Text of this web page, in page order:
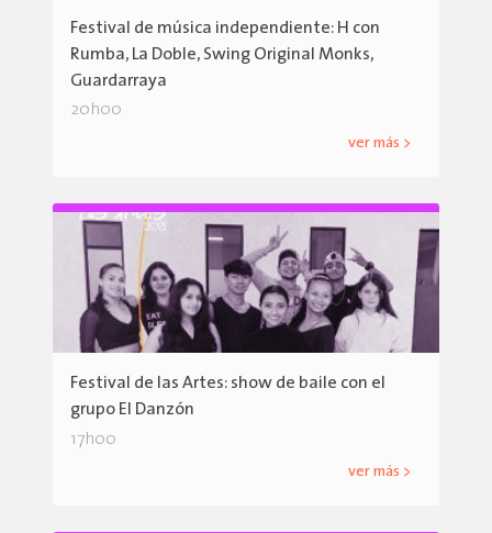
Festival de música independiente: H con
Rumba, La Doble, Swing Original Monks,
Guardarraya
20h00
ver más >
Festival de las Artes: show de baile con el
grupo El Danzón
17h00
ver más >